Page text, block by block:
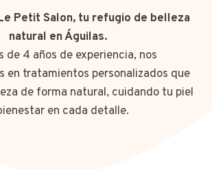
Petit Salon, tu refugio de belleza
natural en Águilas.
de 4 años de experiencia, nos
en tratamientos personalizados que
de forma natural, cuidando tu piel
en cada detalle.